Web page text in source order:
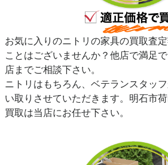
お気に入りのニトリの家具の買取査
ことはございませんか？他店で満足
店までご相談下さい。
ニトリはもちろん、ベテランスタッ
い取りさせていただきます。明石市
買取は当店にお任せ下さい。